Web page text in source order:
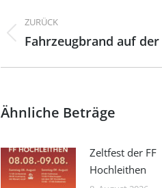
ZURÜCK
Vorheriger
Fahrzeugbrand auf der
Ähnliche Beträge
Zeltfest der FF
Hochleithen